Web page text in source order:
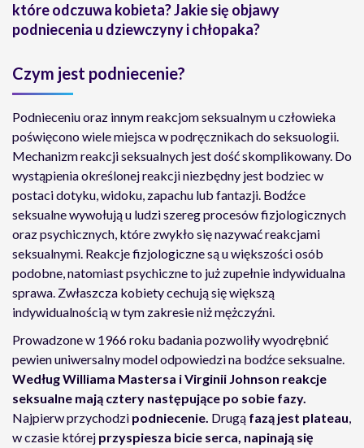
które odczuwa kobieta? Jakie się objawy
podniecenia u dziewczyny i chłopaka?
Czym jest podniecenie?
Podnieceniu oraz innym reakcjom seksualnym u człowieka
poświęcono wiele miejsca w podręcznikach do seksuologii.
Mechanizm reakcji seksualnych jest dość skomplikowany. Do
wystąpienia określonej reakcji niezbędny jest bodziec w
postaci dotyku, widoku, zapachu lub fantazji. Bodźce
seksualne wywołują u ludzi szereg procesów fizjologicznych
oraz psychicznych, które zwykło się nazywać reakcjami
seksualnymi. Reakcje fizjologiczne są u większości osób
podobne, natomiast psychiczne to już zupełnie indywidualna
sprawa. Zwłaszcza kobiety cechują się większą
indywidualnością w tym zakresie niż mężczyźni.
Prowadzone w 1966 roku badania pozwoliły wyodrębnić
pewien uniwersalny model odpowiedzi na bodźce seksualne.
Według Williama Mastersa i Virginii Johnson reakcje
seksualne mają cztery następujące po sobie fazy.
Najpierw przychodzi podniecenie. Drugą fazą jest plateau,
w czasie której przyspiesza bicie serca, napinają się